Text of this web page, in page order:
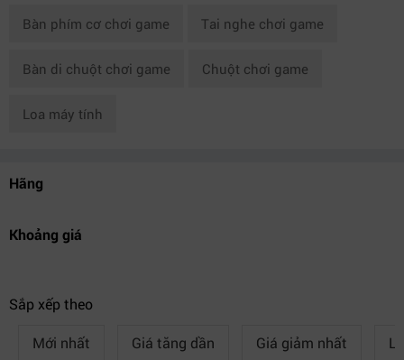
Bàn phím cơ chơi game Tai nghe chơi game
Bàn di chuột chơi game Chuột chơi game
Loa máy tính
Hãng
Khoảng giá
Sắp xếp theo
Mới nhất Giá tăng dần Giá giảm nhất